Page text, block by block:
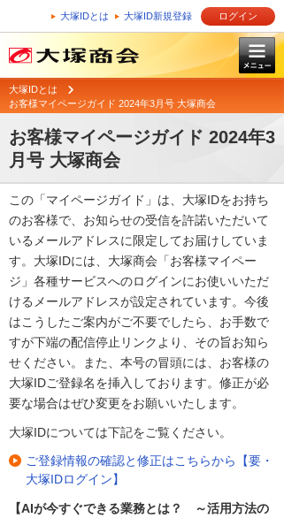
大塚IDとは 大塚ID新規登録 ログイン
大塚IDとは
お客様マイページガイド 2024年3月号 大塚商会
お客様マイページガイド 2024年3
月号 大塚商会
この「マイページガイド」は、大塚IDをお持ち
のお客様で、お知らせの受信を許諾いただいて
いるメールアドレスに限定してお届けしていま
す。大塚IDには、大塚商会「お客様マイペー
ジ」各種サービスへのログインにお使いいただ
けるメールアドレスが設定されています。今後
はこうしたご案内がご不要でしたら、お手数で
すが下端の配信停止リンクより、その旨お知ら
せください。また、本号の冒頭には、お客様の
大塚IDご登録名を挿入しております。修正が必
要な場合はぜひ変更をお願いいたします。
大塚IDについては下記をご覧ください。
ご登録情報の確認と修正はこちらから【要・
大塚IDログイン】
【AIが今すぐできる業務とは？ ～活用方法の